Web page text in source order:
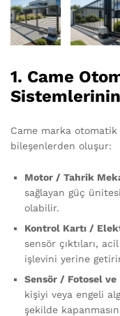
1. Came
Came marka
bileşenlerden oluşur:
Motor / Tahrik
sağlayan güç
olabilir.
Kontrol Kartı /
sensör çıktıları,
işlevini yerine
Sensör / Fotosel
kişiyi veya engeli
şekilde